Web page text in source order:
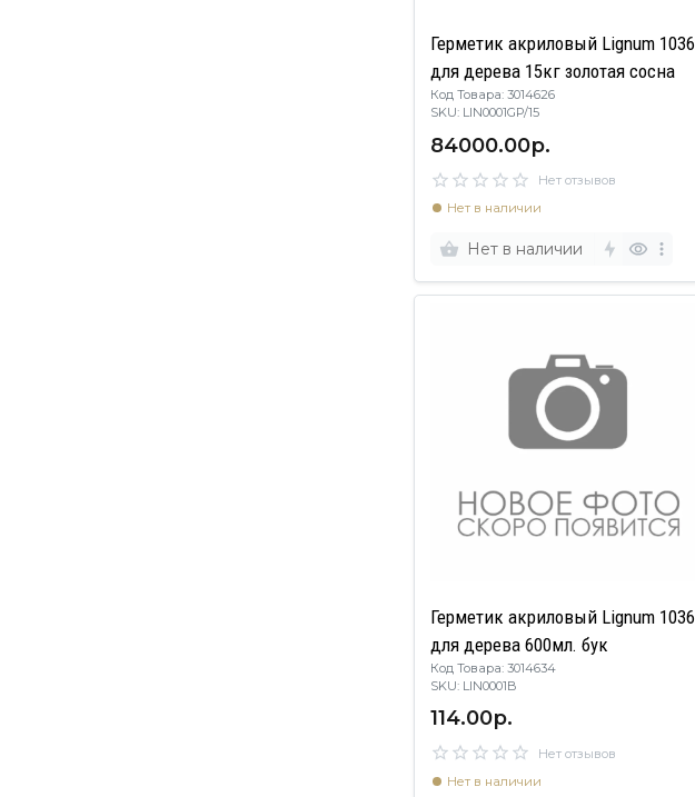
Герметик акриловый Lignum 1036
для дерева 15кг золотая сосна
Код Товара: 3014626
SKU: LIN0001GP/15
84000.00р.
Нет отзывов
Нет в наличии
Нет в наличии
Герметик акриловый Lignum 1036
для дерева 600мл. бук
Код Товара: 3014634
SKU: LIN0001B
114.00р.
Нет отзывов
Нет в наличии